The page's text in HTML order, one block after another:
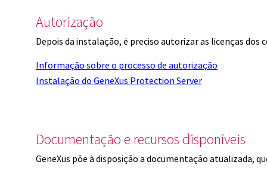
Autorização
Depois da instalação, é preciso autorizar as licenças dos
Informação sobre o processo de autorização
Instalação do GeneXus Protection Server
Documentação e recursos disponíveis
GeneXus põe à disposição a documentação atualizada,